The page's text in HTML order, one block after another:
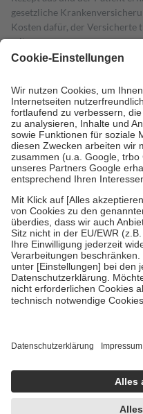
gesetzliche
Kosten dafür, der Versicherte
mit.
Grundsätzlich leisten
höchstens zehn Euro.
Es sind
Kosten der Leistung zu
Diese Regeln gelten
Bei Heilmitteln und
Zuzahlung zehn Prozent der
Verordnung.
Um das Engagement der
stärken und die besondere
fallenkeine Zuzahlungenan bei:
• Kindern und Jugendlichen
mit Ausnahme der Fahrkosten
• Untersuchungen zur
GKV getragen werden
• empfohlenen
• Harn- und Blutteststreifen
getroffen, um sicherzustellen,
https://help.etrusted.com/hc/
Einige Bilder und Inhalte